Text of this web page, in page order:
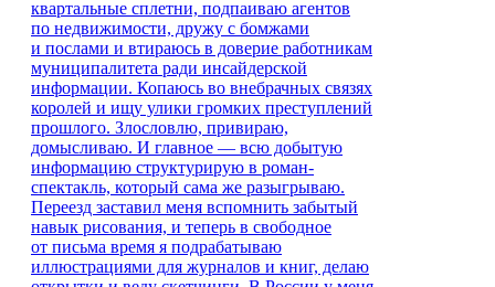
квартальные сплетни, подпаиваю агентов
по недвижимости, дружу с бомжами
и послами и втираюсь в доверие работникам
муниципалитета ради инсайдерской
информации. Копаюсь во внебрачных связях
королей и ищу улики громких преступлений
прошлого. Злословлю, привираю,
домысливаю. И главное — всю добытую
информацию структурирую в роман-
спектакль, который сама же разыгрываю.
Переезд заставил меня вспомнить забытый
навык рисования, и теперь в свободное
от письма время я подрабатываю
иллюстрациями для журналов и книг, делаю